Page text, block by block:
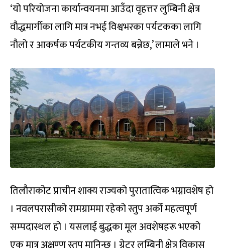
‘यो परियोजना कार्यान्वयनमा आउँदा वृहत्तर लुम्बिनी क्षेत्र
वौद्धमार्गीका लागि मात्र नभई विश्वभरका पर्यटकका लागि
नौलो र आकर्षक पर्यटकीय गन्तव्य बन्नेछ,’ लामाले भने ।
तिलौराकोट प्राचीन शाक्य राज्यको पुरातात्विक भग्नावशेष हो
। नवलपरासीको रामग्राममा रहेको स्तुप अर्को महत्वपूर्ण
सम्पदास्थल हो । यसलाई बुद्धका मूल अवशेषहरू भएको